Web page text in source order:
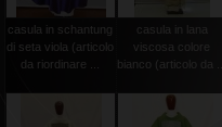
casula in schantung
di seta viola (articolo
da riordinare ...
casula in lana
viscosa colore
bianco (articolo da ...